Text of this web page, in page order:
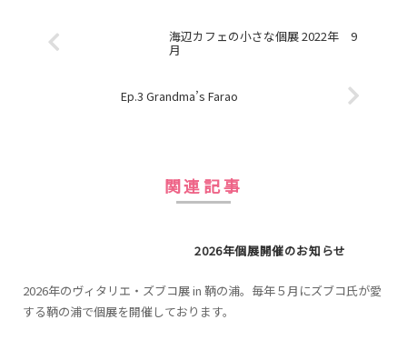
海辺カフェの小さな個展 2022年 9
月
Ep.3 Grandma’s Farao
関連記事
2026年個展開催のお知らせ
2026年のヴィタリエ・ズブコ展 in 鞆の浦。毎年５月にズブコ氏が愛
する鞆の浦で個展を開催しております。